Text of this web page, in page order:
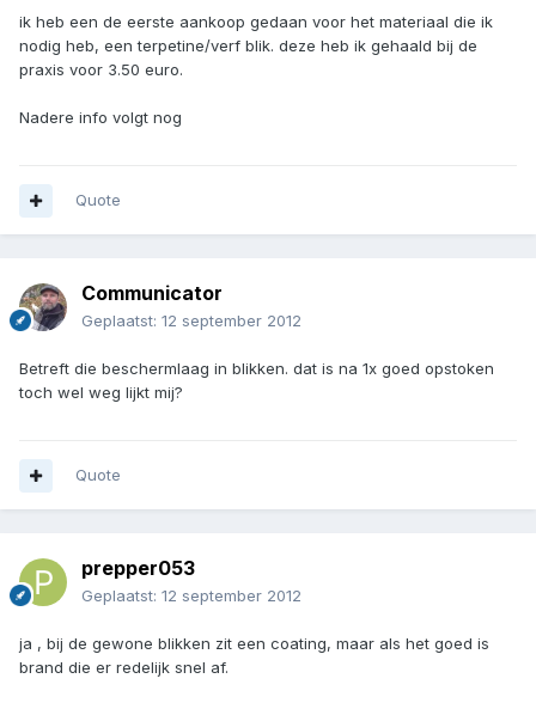
ik heb een de eerste aankoop gedaan voor het materiaal die ik
nodig heb, een terpetine/verf blik. deze heb ik gehaald bij de
praxis voor 3.50 euro.
Nadere info volgt nog
Quote
Communicator
Geplaatst: 12 september 2012
Betreft die beschermlaag in blikken. dat is na 1x goed opstoken
toch wel weg lijkt mij?
Quote
prepper053
Geplaatst: 12 september 2012
ja , bij de gewone blikken zit een coating, maar als het goed is
brand die er redelijk snel af.